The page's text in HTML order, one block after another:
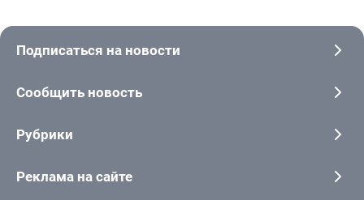
Подписаться на новости
Сообщить новость
Рубрики
Реклама на сайте